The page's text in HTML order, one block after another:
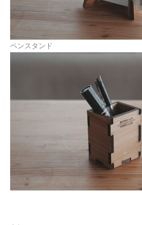
ペンスタンド